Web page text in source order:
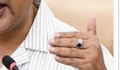
नदी और भारत को लेकर दिए गए
की कड़ी प्रतिक्रिया